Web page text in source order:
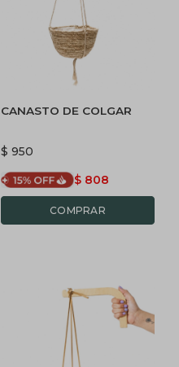
CANASTO DE COLGAR
$ 950
$ 808